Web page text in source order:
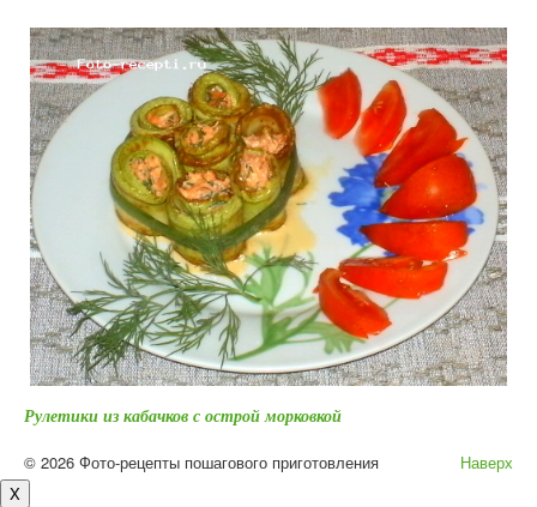
X
Рулетики из кабачков с острой морковкой
Наверх
© 2026 Фото-рецепты пошагового приготовления